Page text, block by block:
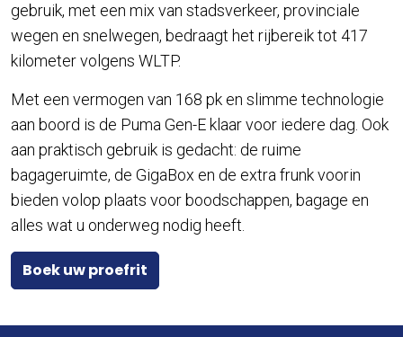
gebruik, met een mix van stadsverkeer, provinciale
wegen en snelwegen, bedraagt het rijbereik tot 417
kilometer volgens WLTP.
Met een vermogen van 168 pk en slimme technologie
aan boord is de Puma Gen-E klaar voor iedere dag. Ook
aan praktisch gebruik is gedacht: de ruime
bagageruimte, de GigaBox en de extra frunk voorin
bieden volop plaats voor boodschappen, bagage en
alles wat u onderweg nodig heeft.
Boek uw proefrit